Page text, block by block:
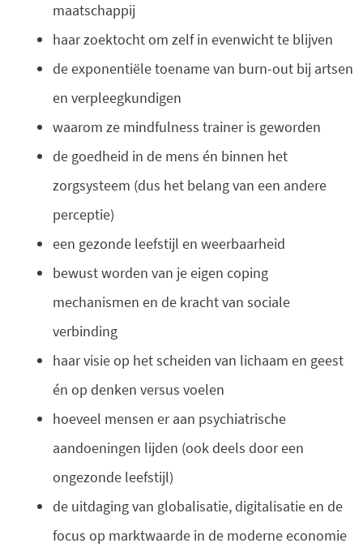
maatschappij
haar zoektocht om zelf in evenwicht te blijven
de exponentiële toename van burn-out bij artsen
en verpleegkundigen
waarom ze mindfulness trainer is geworden
de goedheid in de mens én binnen het
zorgsysteem (dus het belang van een andere
perceptie)
een gezonde leefstijl en weerbaarheid
bewust worden van je eigen coping
mechanismen en de kracht van sociale
verbinding
haar visie op het scheiden van lichaam en geest
én op denken versus voelen
hoeveel mensen er aan psychiatrische
aandoeningen lijden (ook deels door een
ongezonde leefstijl)
de uitdaging van globalisatie, digitalisatie en de
focus op marktwaarde in de moderne economie